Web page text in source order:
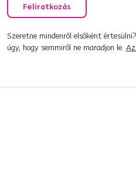
Feliratkozás
Szeretne mindenről elsőként
úgy, hogy semmiről ne maradjon le.